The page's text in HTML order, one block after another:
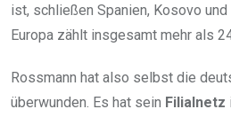
ist, schließen Spanien, Kosovo
Europa zählt insgesamt mehr als
Rossmann hat also selbst die
überwunden. Es hat sein Filialnetz